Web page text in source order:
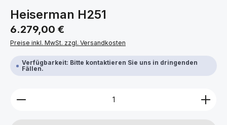
Heiserman H251
Regulärer Preis:
6.279,00 €
Preise inkl. MwSt. zzgl. Versandkosten
Verfügbarkeit: Bitte kontaktieren Sie uns in dringenden
Fällen.
Produkt Anzahl: Gib den gewünschten Wert ein